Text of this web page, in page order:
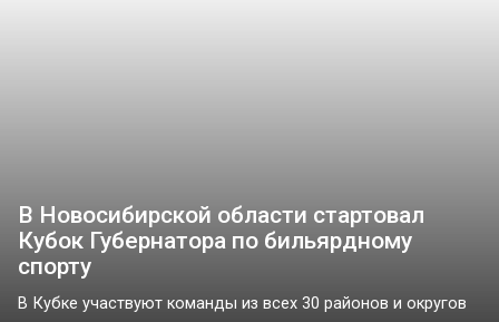
В Новосибирской области стартовал
Кубок Губернатора по бильярдному
спорту
В Кубке участвуют команды из всех 30 районов и округов